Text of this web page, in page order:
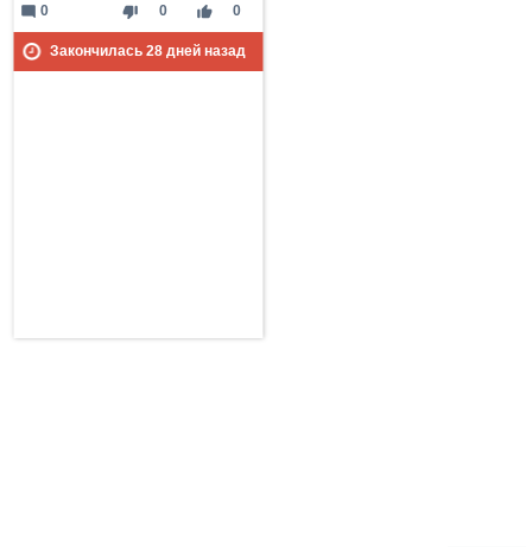
thumb_down 0 thumb_up 0
mode_comment 0
Закончилась 28дней назад